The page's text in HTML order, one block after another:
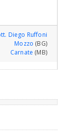
Diego Ruffoni
Mozzo (BG)
Carnate (MB)